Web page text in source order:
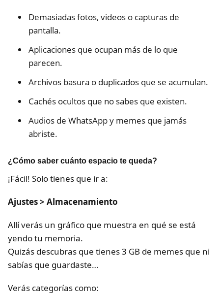
Demasiadas fotos, videos o capturas de
pantalla.
Aplicaciones que ocupan más de lo que
parecen.
Archivos basura o duplicados que se acumulan.
Cachés ocultos que no sabes que existen.
Audios de WhatsApp y memes que jamás
abriste.
¿Cómo saber cuánto espacio te queda?
¡Fácil! Solo tienes que ir a:
Ajustes > Almacenamiento
Allí verás un gráfico que muestra en qué se está
yendo tu memoria.
Quizás descubras que tienes 3 GB de memes que ni
sabías que guardaste…
Verás categorías como: